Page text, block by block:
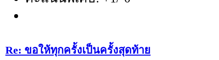
Re: ขอให้ทุกครั้งเป็นครั้งสุดท้าย